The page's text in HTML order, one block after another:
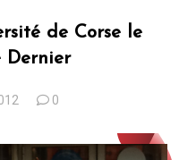
de Corse le
Dernier
0